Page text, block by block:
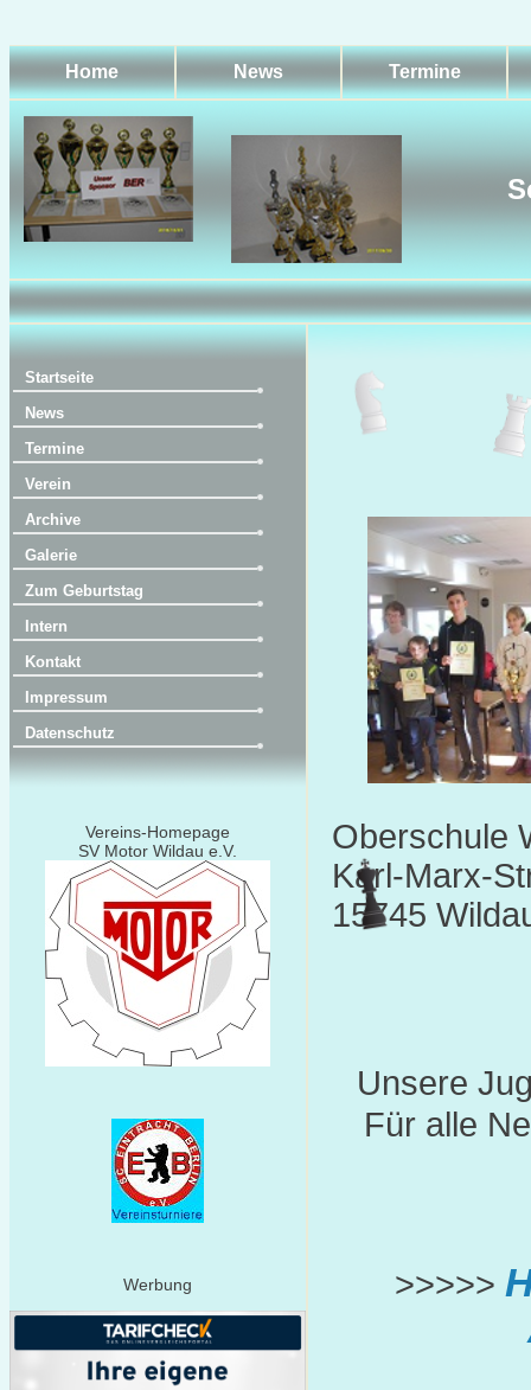
Home News Termine
Startseite
News
Termine
Verein
Archive
Galerie
Zum Geburtstag
Intern
Kontakt
Impressum
Datenschutz
Vereins-Homepage
SV Motor Wildau e.V.
Werbung
Oberschule
Karl-Marx-
15745
Unsere
Für alle
>>>>>